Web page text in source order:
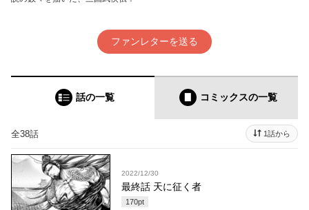
ファンレターを送る
話の一覧 コミックスの一覧
全38話 1話から
2022/12/30
最終話 天に征く者
170pt